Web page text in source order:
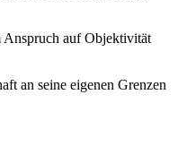
Anspruch auf Objektivität
an seine eigenen Grenzen